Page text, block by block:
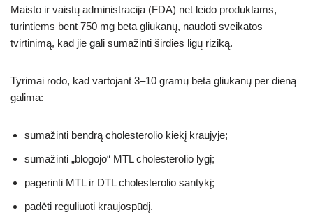
Maisto ir vaistų administracija (FDA) net leido produktams,
turintiems bent 750 mg beta gliukanų, naudoti sveikatos
tvirtinimą, kad jie gali sumažinti širdies ligų riziką.
Tyrimai rodo, kad vartojant 3–10 gramų beta gliukanų per dieną
galima:
sumažinti bendrą cholesterolio kiekį kraujyje;
sumažinti „blogojo“ MTL cholesterolio lygį;
pagerinti MTL ir DTL cholesterolio santykį;
padėti reguliuoti kraujospūdį.